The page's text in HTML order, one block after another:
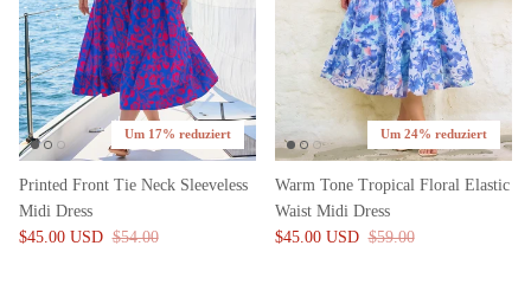
Um 17% reduziert
Printed Front Tie Neck Sleeveless
Midi Dress
$45.00 USD $54.00
Um 24% reduziert
Warm Tone Tropical Floral Elastic
Waist Midi Dress
$45.00 USD $59.00